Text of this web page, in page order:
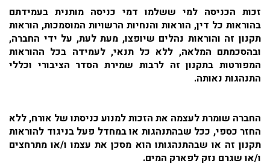
זכות הכניסה למי ששלמו דמי כניסה מותנית בעמידתם
בהוראות כל דין, הוראות והנחיות הרשויות המוסמכות, הוראות
תקנון זה והוראות נהלים שיופצו, מעת לעת, על ידי החברה,
ובהסכמתם המלאה, ללא כל תנאי, לעמידה בכל ההוראות
המפורטות בתקנון זה לרבות שמירת הסדר הציבורי וכללי
התנהגות נאותה.
החברה שומרת לעצמה את הזכות למנוע כניסתו של אורח, ללא
החזר כספי, ככל שבהתנהגות או במחדל פעל בניגוד להוראות
תקנון זה או שבהתנהגותו הוא מסכן את עצמו ו/או מתרחצים
ו/או שגרם נזק לפארק המים.